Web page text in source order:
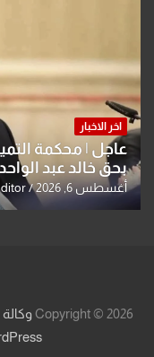
اخر الاخبار
عاجل | محكمة
بحق خالد عبد
أغسطس 6, 2026
Copyright © 2026 وكالة